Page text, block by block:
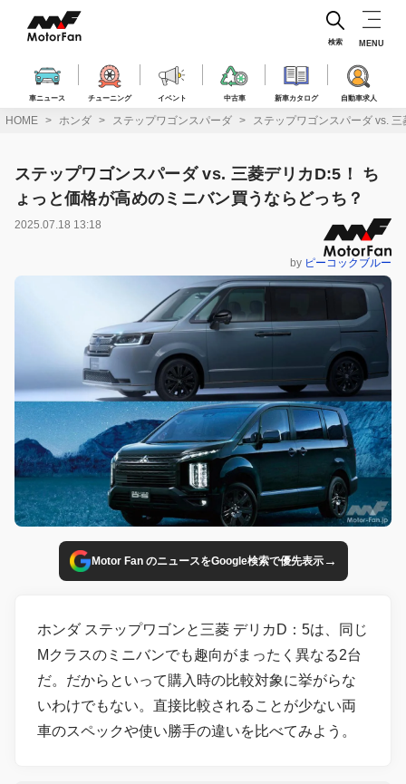
ス
車ニュース チューニング イベント 中古車 新車カタログ 自動車求人
検索 MENU
HOME ホンダ ステップワゴンスパーダ ステップワゴンスパーダ vs.
ステップワゴンスパーダ vs. 三菱デリカD:5！ ち
ょっと価格が高めのミニバン買うならどっち？
2025.07.18 13:18
by ピーコックブルー
Motor Fan のニュースをGoogle検索で優先表示→
ホンダ ステップワゴンと三菱 デリカD：5は、同じ
Mクラスのミニバンでも趣向がまったく異なる2台
だ。だからといって購入時の比較対象に挙がらな
いわけでもない。直接比較されることが少ない両
車のスペックや使い勝手の違いを比べてみよう。